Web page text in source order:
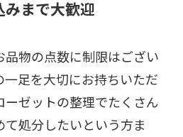
まで大歓迎
物の点数に制限はござい
一足を大切にお持ちいただ
ーゼットの整理でたくさん
処分したいという方ま